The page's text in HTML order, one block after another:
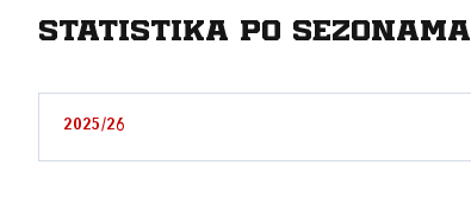
Statistika po sezonama
2025/26